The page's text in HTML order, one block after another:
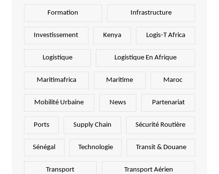
Formation Infrastructure
Investissement Kenya Logis-T Africa
Logistique Logistique En Afrique
Maritimafrica Maritime Maroc
Mobilité Urbaine News Partenariat
Ports Supply Chain Sécurité Routière
Sénégal Technologie Transit & Douane
Transport Transport Aérien